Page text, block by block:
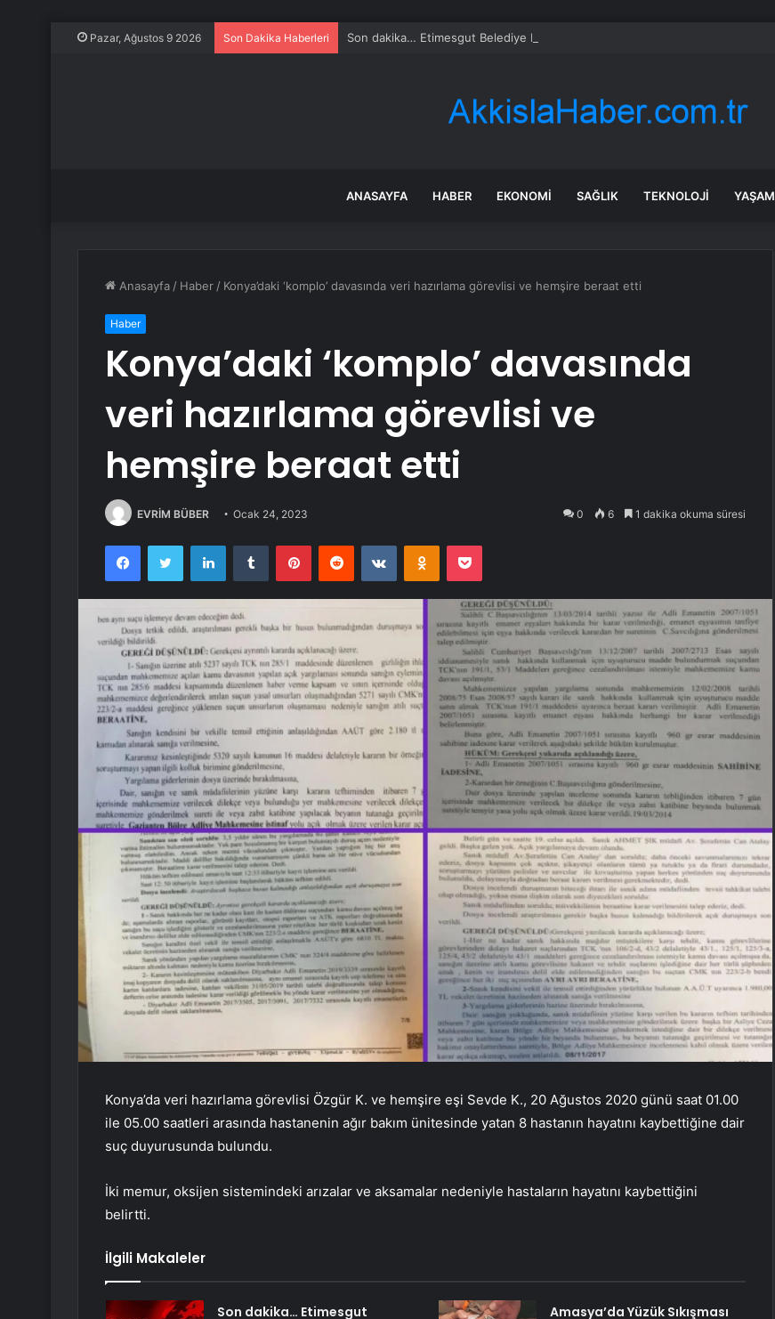
Pazar, Ağustos 9 2026 Son Dakika Haberleri Son dakika… Etimesgut Belediye Başkanı Erdal Beşikçioğlu tutuklandı
ANASAYFA HABER EKONOMI SAĞLIK TEKNOLOJI YAŞAM
Anasayfa / Haber / Konya’daki ‘komplo’ davasında veri hazırlama görevlisi ve hemşire beraat etti
Haber
Konya’daki ‘komplo’ davasında
veri hazırlama görevlisi ve
hemşire beraat etti
EVRİM BÜBER Ocak 24, 2023 0 6 1 dakika okuma süresi
FacebookTwitter LinkedInTumblr PinterestReddit VKontakteOdnoklassniki
Pocket
Konya’da veri hazırlama görevlisi Özgür K. ve hemşire eşi Sevde K., 20 Ağustos 2020 günü saat 01.00
ile 05.00 saatleri arasında hastanenin ağır bakım ünitesinde yatan 8 hastanın hayatını kaybettiğine dair
suç duyurusunda bulundu.
İki memur, oksijen sistemindeki arızalar ve aksamalar nedeniyle hastaların hayatını kaybettiğini
belirtti.
İlgili Makaleler
Son dakika… Etimesgut
Amasya’da Yüzük Sıkışması